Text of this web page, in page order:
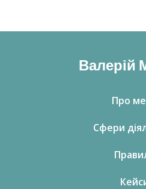
Валерій
Про